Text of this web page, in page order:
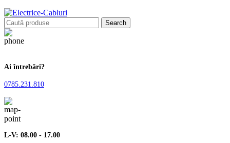
Search
Ai întrebări?
0785.231.810
L-V: 08.00 - 17.00